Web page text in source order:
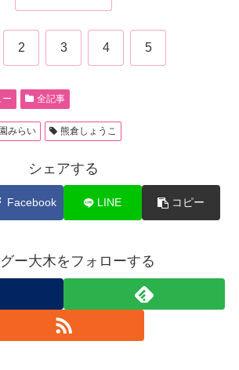
2 3 4 5
ー 全記事
みらい 熊倉しょうこ
シェアする
Facebook LINE コピー
ー大木をフォローする